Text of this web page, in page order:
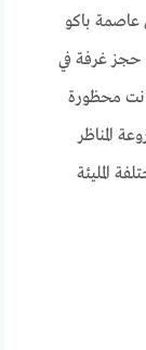
من عاصمة باكو
أو يمكنك حجز غرفة في
محظورة
المناظر
المليئة